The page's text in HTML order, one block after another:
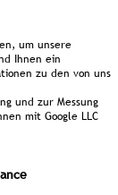
um unsere
Ihnen ein
zu den von uns
und zur Messung
mit Google LLC